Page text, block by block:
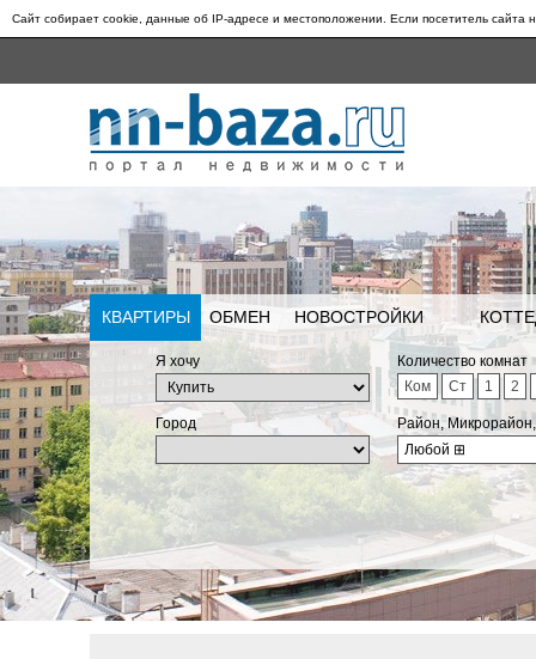
Сайт собирает cookie, данные об IP-адресе и местоположении. Если посетитель сайта
КВАРТИРЫ ОБМЕН НОВОСТРОЙКИ
Я хочу
Количество комнат
Ком
Ст 1 2
Город
Район,
Любой ⊞